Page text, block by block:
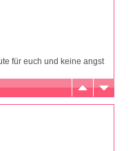
für euch und keine angst